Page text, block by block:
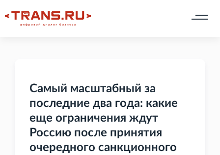
Самый масштабный за
последние два года: какие
еще ограничения ждут
Россию после принятия
очередного санкционного